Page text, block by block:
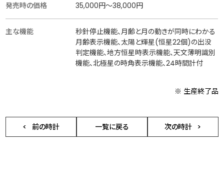
発売時の価格 35,000円〜38,000円
主な機能
秒針停止機能、月齢と月の動きが同時にわかる
月齢表示機能、太陽と輝星(恒星22個)の出没
判定機能、地方恒星時表示機能、天文薄明識別
機能、北極星の時角表示機能、24時間計付
※ 生産終了品
前の時計 一覧に戻る 次の時計